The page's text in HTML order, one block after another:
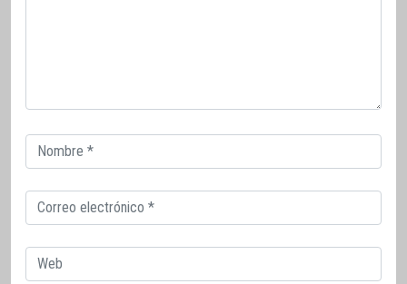
Correo
electrónico
Correo
electrónico
Web